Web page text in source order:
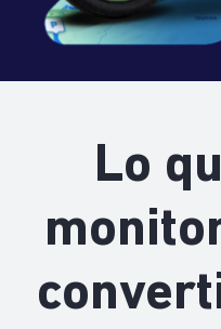
Lo